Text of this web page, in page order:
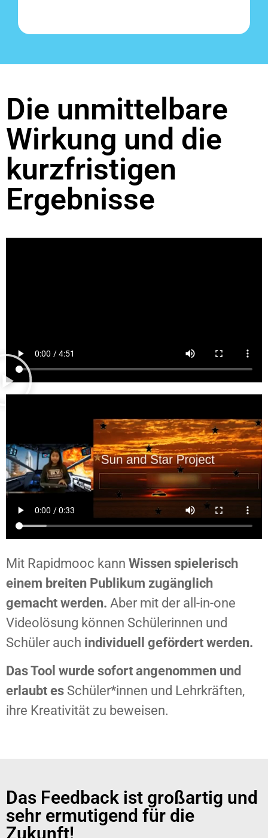
Die unmittelbare
Wirkung und die
kurzfristigen
Ergebnisse
Mit Rapidmooc kann Wissen spielerisch
einem breiten Publikum zugänglich
gemacht werden. Aber mit der all-in-one
Videolösung können Schülerinnen und
Schüler auch individuell gefördert werden.
Das Tool wurde sofort angenommen und
erlaubt es Schüler*innen und Lehrkräften,
ihre Kreativität zu beweisen.
Das Feedback ist großartig und
sehr ermutigend für die
Zukunft!